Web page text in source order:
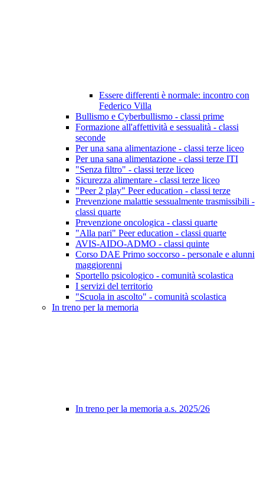
Essere differenti è normale: incontro con
Federico Villa
Bullismo e Cyberbullismo - classi prime
Formazione all'affettività e sessualità - classi
seconde
Per una sana alimentazione - classi terze liceo
Per una sana alimentazione - classi terze ITI
"Senza filtro" - classi terze liceo
Sicurezza alimentare - classi terze liceo
"Peer 2 play" Peer education - classi terze
Prevenzione malattie sessualmente trasmissibili -
classi quarte
Prevenzione oncologica - classi quarte
"Alla pari" Peer education - classi quarte
AVIS-AIDO-ADMO - classi quinte
Corso DAE Primo soccorso - personale e alunni
maggiorenni
Sportello psicologico - comunità scolastica
I servizi del territorio
"Scuola in ascolto" - comunità scolastica
In treno per la memoria
In treno per la memoria a.s. 2025/26